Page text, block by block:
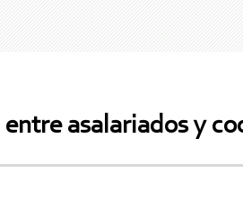
asalariados y